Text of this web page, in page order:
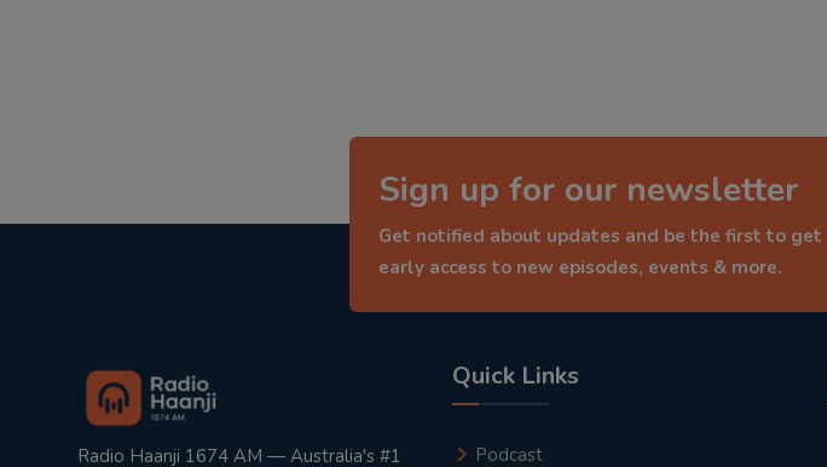
Sign up for our newsletter
Get notified about updates and be the first to get
early access to new episodes, events & more.
Radio Haanji 1674 AM — Australia's #1
Quick Links
Podcast